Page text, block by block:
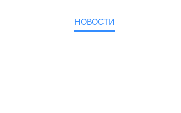
НОВОСТИ